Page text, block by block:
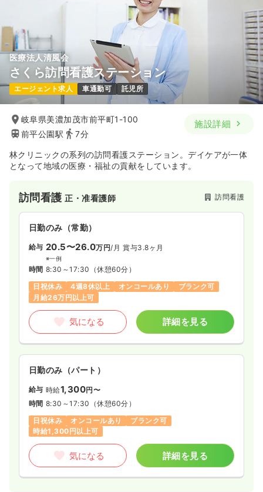
医療法人清風会
さくら訪問看護ステーション
エージェント求人 車通勤可 託児所
岐阜県美濃加茂市前平町1-100
前平公園駅
7分
施設詳細
林クリニックの系列の訪問看護ステーション。デイケアが一体
となって地域の医療・福祉の貢献をしています。
訪問看護正・准看護師 訪問看護
日勤のみ（常勤）
給与 20.5〜26.0万円/月 賞与3.8ヶ月
※一例
時間 8:30～17:30 （休憩60分）
日祝休み
4週8休以上 オンコールあり
ブランク可
月給26万円以上可
気になる 詳細を見る
日勤のみ（パート）
給与 時給1,300円〜
時間 8:30～17:30 （休憩60分）
日祝休み
オンコールあり
ブランク可
時給1,300円以上可
気になる 詳細を見る